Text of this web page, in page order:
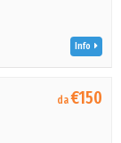
Info
da€150